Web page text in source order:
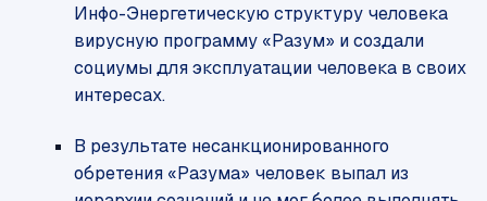
Инфо-Энергетическую структуру человека
вирусную программу «Разум» и создали
социумы для эксплуатации человека в своих
интересах.
В результате несанкционированного
обретения «Разума» человек выпал из